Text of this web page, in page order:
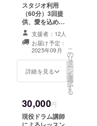
スタジオ利用
（60分）3回提
供、愛を込めた
サンクスメール
有効期限：2025
年12月末
支援者：12人
お届け予定：
2025年09月
詳細を見る
こ
の
リ
タ
ー
ン
を
選
択
す
る
30,000円
現役ドラム講師